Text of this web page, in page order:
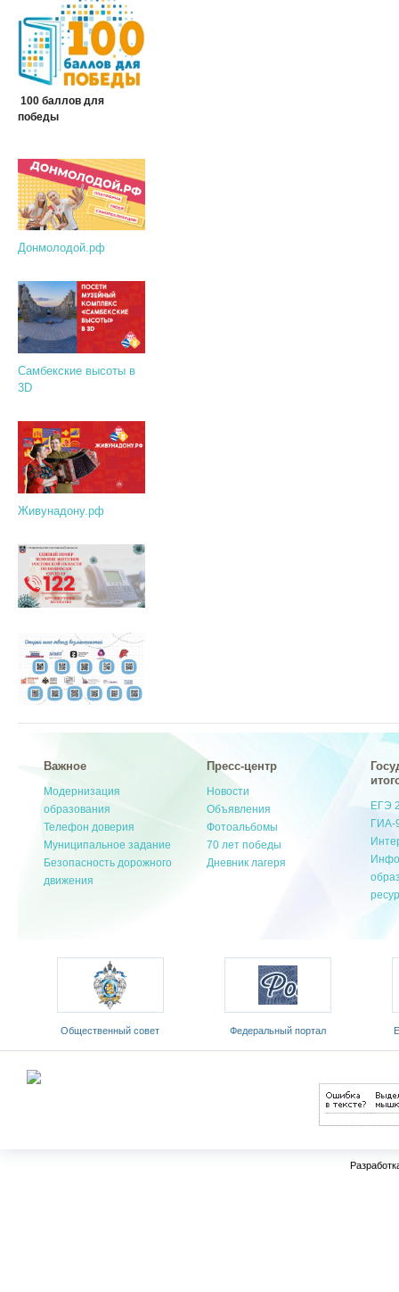
100 баллов для
победы
Донмолодой.рф
Самбекские высоты в
3D
Живунадону.рф
Важное
Модернизация
образования
Телефон доверия
Муниципальное задание
Безопасность дорожного
движения
Пресс-центр
Новости
Объявления
Фотоальбомы
70 лет победы
Дневник лагеря
ЕГЭ
ГИА-
Общественный совет
Министерства образования и
Федеральный портал
«Российское образование»